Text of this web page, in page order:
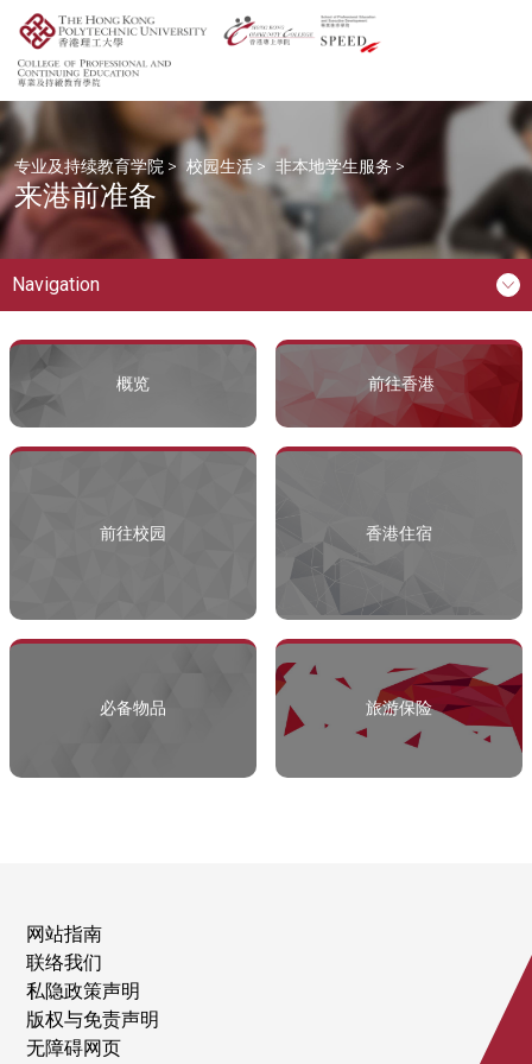
专业及持续教育学院 > 校园生活> 非本地学生服务 >
来港前准备
Navigation
概览 前往香港
前往校园 香港住宿
必备物品 旅游保险
网站指南
联络我们
私隐政策声明
版权与免责声明
无障碍网页